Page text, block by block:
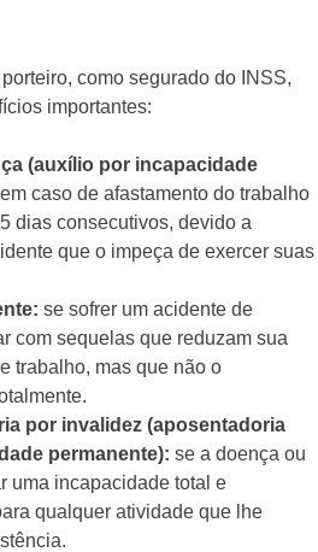
como segurado do INSS,
importantes:
(auxílio por incapacidade
em caso de afastamento do trabalho
dias consecutivos, devido a
que o impeça de exercer suas
se sofrer um acidente de
com sequelas que reduzam sua
trabalho, mas que não o
por invalidez (aposentadoria
permanente): se a doença ou
uma incapacidade total e
qualquer atividade que lhe